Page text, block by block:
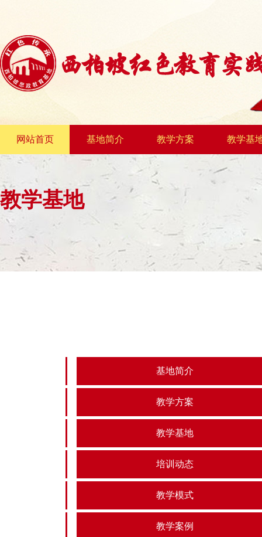
网站首页 基地简介 教学方案 教学基
教学基地
基地简介
教学方案
教学基地
培训动态
教学模式
教学案例